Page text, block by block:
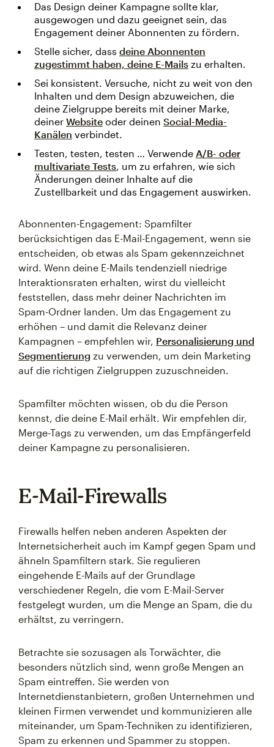
Das Design deiner Kampagne sollte klar,
ausgewogen und dazu geeignet sein, das
Engagement deiner Abonnenten zu fördern.
Stelle sicher, dass deine Abonnenten
zugestimmt haben, deine E-Mails zu erhalten.
Sei konsistent. Versuche, nicht zu weit von den
Inhalten und dem Design abzuweichen, die
deine Zielgruppe bereits mit deiner Marke,
deiner Website oder deinen Social-Media-
Kanälen verbindet.
Testen, testen, testen … Verwende A/B- oder
multivariate Tests, um zu erfahren, wie sich
Änderungen deiner Inhalte auf die
Zustellbarkeit und das Engagement auswirken.
Abonnenten-Engagement: Spamfilter
berücksichtigen das E-Mail-Engagement, wenn sie
entscheiden, ob etwas als Spam gekennzeichnet
wird. Wenn deine E-Mails tendenziell niedrige
Interaktionsraten erhalten, wirst du vielleicht
feststellen, dass mehr deiner Nachrichten im
Spam-Ordner landen. Um das Engagement zu
erhöhen – und damit die Relevanz deiner
Kampagnen – empfehlen wir, Personalisierung und
Segmentierung zu verwenden, um dein Marketing
auf die richtigen Zielgruppen zuzuschneiden.
Spamfilter möchten wissen, ob du die Person
kennst, die deine E-Mail erhält. Wir empfehlen dir,
Merge-Tags zu verwenden, um das Empfängerfeld
deiner Kampagne zu personalisieren.
E-Mail-Firewalls
Firewalls helfen neben anderen Aspekten der
Internetsicherheit auch im Kampf gegen Spam und
ähneln Spamfiltern stark. Sie regulieren
eingehende E-Mails auf der Grundlage
verschiedener Regeln, die vom E-Mail-Server
festgelegt wurden, um die Menge an Spam, die du
erhältst, zu verringern.
Betrachte sie sozusagen als Torwächter, die
besonders nützlich sind, wenn große Mengen an
Spam eintreffen. Sie werden von
Internetdienstanbietern, großen Unternehmen und
kleinen Firmen verwendet und kommunizieren alle
miteinander, um Spam-Techniken zu identifizieren,
Spam zu erkennen und Spammer zu stoppen.